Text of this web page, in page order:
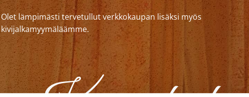
Olet lämpimästi tervetullut verkkokaupan lisäksi myös
kivijalkamyymäläämme.